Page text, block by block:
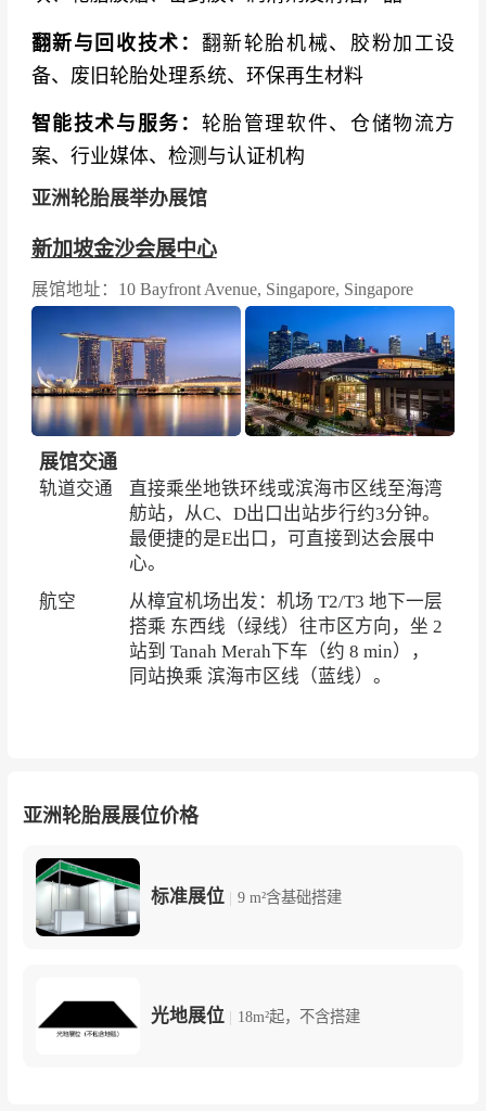
翻新与回收技术： 翻新轮胎机械、胶粉加工设
备、废旧轮胎处理系统、环保再生材料
智能技术与服务： 轮胎管理软件、仓储物流方
案、行业媒体、检测与认证机构
亚洲轮胎展举办展馆
新加坡金沙会展中心
展馆地址：10 Bayfront Avenue, Singapore, Singapore
展馆交通
轨道交通
直接乘坐地铁环线或滨海市区线至海湾
舫站，从C、D出口出站步行约3分钟。
最便捷的是E出口，可直接到达会展中
心。
航空
从樟宜机场出发：机场 T2/T3 地下一层
搭乘 东西线（绿线）往市区方向，坐 2
站到 Tanah Merah下车（约 8 min），
同站换乘 滨海市区线（蓝线）。
亚洲轮胎展展位价格
标准展位 | 9 m²含基础搭建
光地展位 | 18m²起，不含搭建